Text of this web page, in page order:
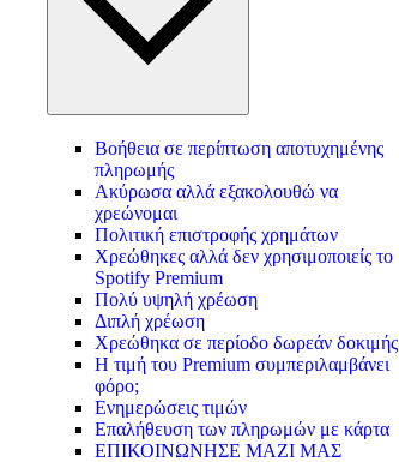
Βοήθεια σε περίπτωση αποτυχημένης
πληρωμής
Ακύρωσα αλλά εξακολουθώ να
χρεώνομαι
Πολιτική επιστροφής χρημάτων
Χρεώθηκες αλλά δεν χρησιμοποιείς το
Spotify Premium
Πολύ υψηλή χρέωση
Διπλή χρέωση
Χρεώθηκα σε περίοδο δωρεάν δοκιμής
Η τιμή του Premium συμπεριλαμβάνει
φόρο;
Ενημερώσεις τιμών
Επαλήθευση των πληρωμών με κάρτα
ΕΠΙΚΟΙΝΩΝΗΣΕ ΜΑΖΙ ΜΑΣ